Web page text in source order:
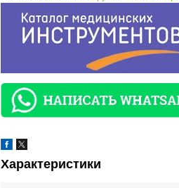
Характеристики